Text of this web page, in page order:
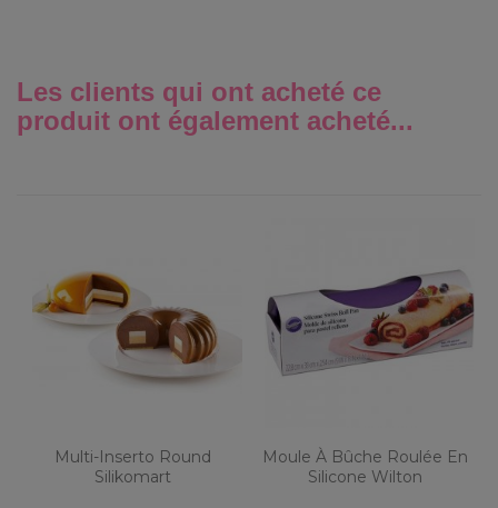
Les clients qui ont acheté ce
produit ont également acheté...
Multi-Inserto Round
Silikomart
Moule À Bûche Roulée En
Silicone Wilton